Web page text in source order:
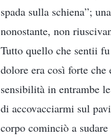
spada sulla schiena”;
nonostante, non
Tutto quello che sentii
dolore era così forte
sensibilità in entrambe
di accovacciarmi sul
corpo cominciò a